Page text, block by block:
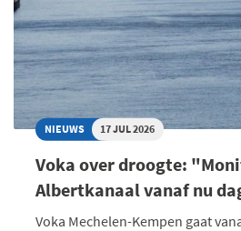
NIEUWS 17 JUL 2026
Voka over droogte:
Albertkanaal vanaf nu
Voka Mechelen-Kempen gaat